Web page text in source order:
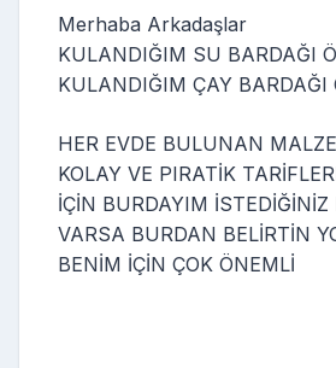
Merhaba Arkadaşlar
KULANDIĞIM SU BARDAĞI
KULANDIĞIM ÇAY BARDAĞI
HER EVDE BULUNAN
KOLAY VE PIRATİK
İÇİN BURDAYIM İSTEDİĞİNİZ
VARSA BURDAN BELİRTİN
BENİM İÇİN ÇOK ÖNEMLİ